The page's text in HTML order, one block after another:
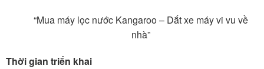
“Mua máy lọc nước Kangaroo – Dắt xe máy vi vu về
nhà”
Thời gian triển khai